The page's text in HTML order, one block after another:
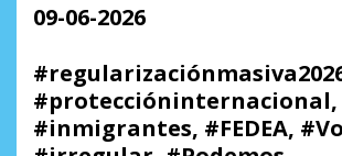
09-06-2026
#proteccióninternacional,
#inmigrantes, #FEDEA,